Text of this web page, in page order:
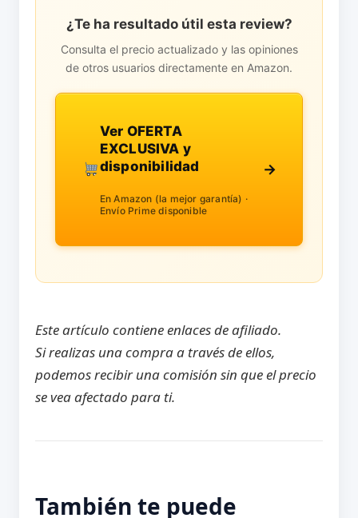
¿Te ha resultado útil esta review?
Consulta el precio actualizado y las opiniones
de otros usuarios directamente en Amazon.
Ver OFERTA
EXCLUSIVA y
disponibilidad
En Amazon (la mejor garantía) ·
Envío Prime disponible
→
Este artículo contiene enlaces de afiliado.
Si realizas una compra a través de ellos,
podemos recibir una comisión sin que el precio
se vea afectado para ti.
También te puede